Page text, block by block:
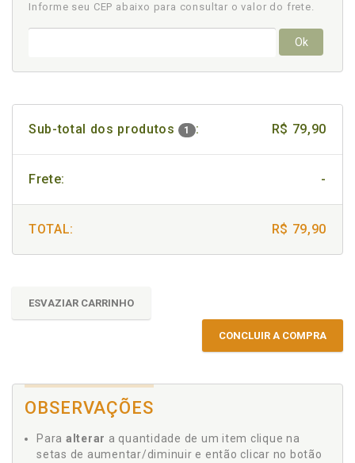
Informe seu CEP abaixo para consultar o valor do frete.
Ok
Sub-total dos produtos 1 : R$ 79,90
Frete: -
TOTAL: R$ 79,90
ESVAZIAR CARRINHO
CONCLUIR A COMPRA
OBSERVAÇÕES
Para alterar a quantidade de um item clique na
setas de aumentar/diminuir e então clicar no botão